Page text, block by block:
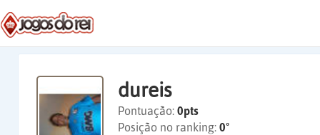
dureis
Pontuação: 0pts
Posição no ranking: 0º